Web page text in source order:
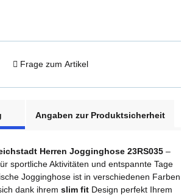
Frage zum Artikel
Angaben zur Produktsicherheit
Herren Jogginghose 23RS035 –
sportliche Aktivitäten und entspannte Tage
Jogginghose ist in verschiedenen Farben
dank ihrem slim fit Design perfekt Ihrem